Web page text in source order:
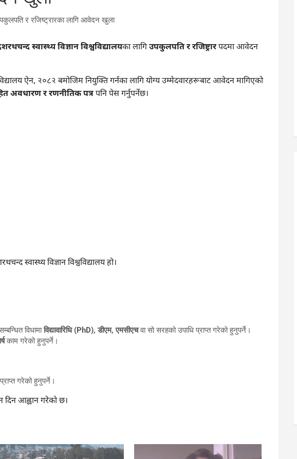
स्वास्थ्य विज्ञान विश्वविद्यालयका लागिउपकुलपति र रजिष्ट्रारपदमा आवेदन
ऐन, २०८२ बमोजिम नियुक्ति गर्नका लागि योग्य उम्मेदवारहरूबाट आवेदन मागिएको
अवधारण र रणनीतिक पत्रपनि पेस गर्नुपर्नेछ।
स्वास्थ्य विज्ञान विश्वविद्यालय हो।
विधामाविद्यावारिधि (PhD), डीएम, एमसीएचवा सो सरहको उपाधि प्राप्त गरेको हुनुपर्ने।
काम गरेको हुनुपर्ने।
गरेको हुनुपर्ने।
आह्वान गरेको छ।